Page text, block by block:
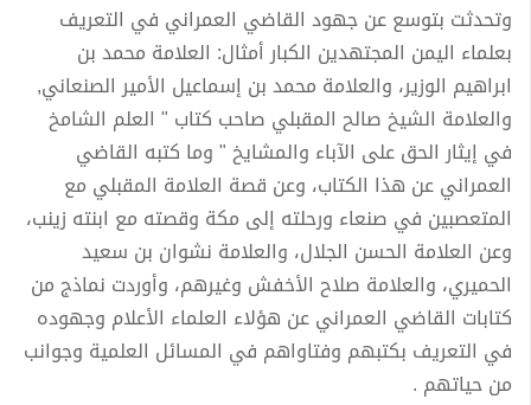
وتحدثت بتوسع عن جهود القاضي العمراني في التعريف
بعلماء اليمن المجتهدين الكبار أمثال: العلامة محمد بن
ابراهيم الوزير، والعلامة محمد بن إسماعيل الأمير الصنعاني,
والعلامة الشيخ صالح المقبلي صاحب كتاب " العلم الشامخ
في إيثار الحق على الآباء والمشايخ " وما كتبه القاضي
العمراني عن هذا الكتاب، وعن قصة العلامة المقبلي مع
المتعصبين في صنعاء ورحلته إلى مكة وقصته مع ابنته زينب،
وعن العلامة الحسن الجلال، والعلامة نشوان بن سعيد
الحميري، والعلامة صلاح الأخفش وغيرهم، وأوردت نماذج من
كتابات القاضي العمراني عن هؤلاء العلماء الأعلام وجهوده
في التعريف بكتبهم وفتاواهم في المسائل العلمية وجوانب
من حياتهم .